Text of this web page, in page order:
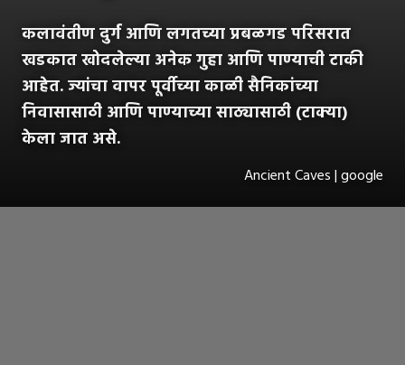
कलावंतीण दुर्ग आणि लगतच्या प्रबळगड परिसरात
खडकात खोदलेल्या अनेक गुहा आणि पाण्याची टाकी
आहेत. ज्यांचा वापर पूर्वीच्या काळी सैनिकांच्या
निवासासाठी आणि पाण्याच्या साठ्यासाठी (टाक्या)
केला जात असे.
Ancient Caves | google